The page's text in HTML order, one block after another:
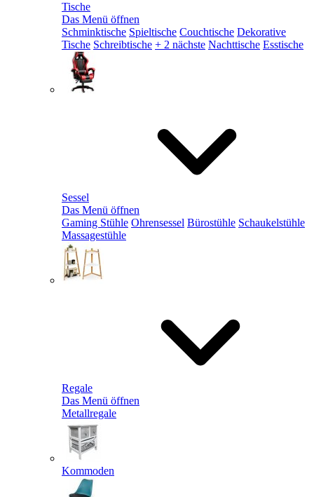
Tische
Das Menü öffnen
Schminktische Spieltische Couchtische Dekorative
Tische Schreibtische + 2 nächste Nachttische Esstische
Sessel
Das Menü öffnen
Gaming Stühle Ohrensessel Bürostühle Schaukelstühle
Massagestühle
Regale
Das Menü öffnen
Metallregale
Kommoden